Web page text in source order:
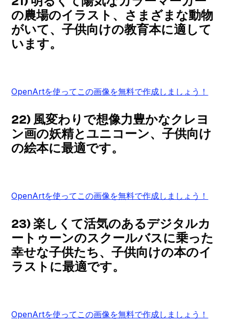
の農場のイラスト、さまざまな動物
がいて、子供向けの教育本に適して
います。
OpenArtを使ってこの画像を無料で作成しましょう！
22) 風変わりで想像力豊かなクレヨ
ン画の妖精とユニコーン、子供向け
の絵本に最適です。
OpenArtを使ってこの画像を無料で作成しましょう！
23) 楽しくて活気のあるデジタルカ
ートゥーンのスクールバスに乗った
幸せな子供たち、子供向けの本のイ
ラストに最適です。
OpenArtを使ってこの画像を無料で作成しましょう！